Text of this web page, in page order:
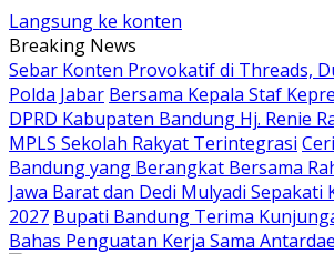
Langsung ke konten
Breaking News
Sebar Konten Provokatif di Threads,
Polda Jabar Bersama Kepala Staf
DPRD Kabupaten Bandung Hj. Renie
MPLS Sekolah Rakyat Terintegrasi
Bandung yang Berangkat Bersama
Jawa Barat dan Dedi Mulyadi Sepakati
2027 Bupati Bandung Terima
Bahas Penguatan Kerja Sama